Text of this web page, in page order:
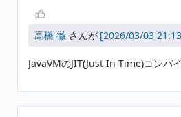
高橋 徹 さんが
JavaVMのJIT(Just In Time)コンパ